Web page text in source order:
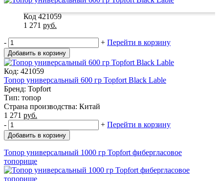
Код 421059
1 271 руб.
- + Перейти в корзину
Добавить в корзину
Код: 421059
Топор универсальный 600 гр Topfort Black Lable
Бренд: Topfort
Тип: топор
Страна производства: Китай
1 271 руб.
-
+ Перейти в корзину
Добавить в корзину
Топор универсальный 1000 гр Topfort фибергласовое
топорище